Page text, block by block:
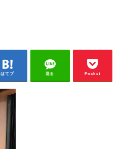
はてブ 送る Pocket